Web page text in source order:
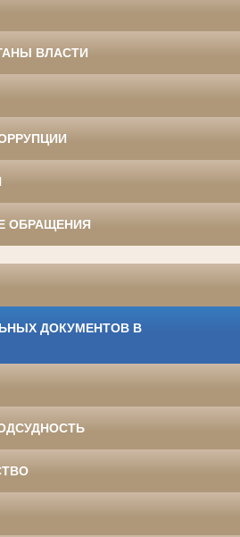
ВЛАСТИ
ОБРАЩЕНИЯ
ДОКУМЕНТОВ В